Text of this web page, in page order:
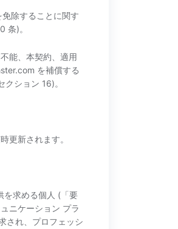
除することに関す
条)。
能、本契約、適用
を補償する
ション 16)。
更新されます。
を求める個人 (「要
ニケーション プラ
され、プロフェッシ